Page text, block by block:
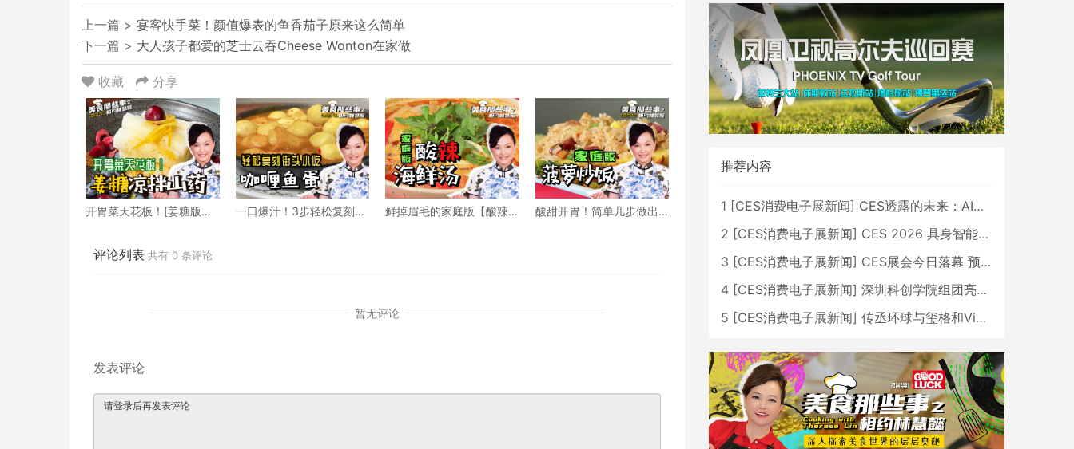
上一篇 > 宴客快手菜！颜值爆表的鱼香茄子原来这么简单
下一篇 > 大人孩子都爱的芝士云吞Cheese Wonton在家做
收藏 分享
开胃菜天花板！[姜糖版凉
一口爆汁！3步轻松复刻街
鲜掉眉毛的家庭版【酸辣
酸甜开胃！简单几步做出
评论列表 共有 0 条评论
暂无评论
发表评论
推荐内容
1 [CES消费电子展新闻] CES透露的未来：AI、机器人与智能生活大爆发
2 [CES消费电子展新闻] CES 2026 具身智能与创新领域 中国公司大放异彩
3 [CES消费电子展新闻] CES展会今日落幕 预计2026行业收入将超五千亿美元
4 [CES消费电子展新闻] 深圳科创学院组团亮相CES 广受好评
5 [CES消费电子展新闻] 传丞环球与玺格和VibeLens共同推出全新耳机